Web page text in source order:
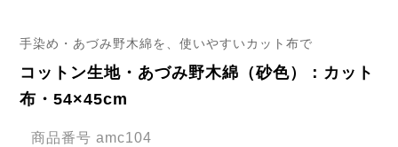
手染め・あづみ野木綿を、使いやすいカット布で
コットン生地・あづみ野木綿（砂色）：カット
布・54×45cm
商品番号 amc104